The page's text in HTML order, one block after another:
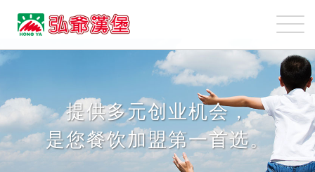
弘
爺
國
業
股
份
有
我
要
盟
提供多元创业机会，
是您餐饮加盟第一首选。